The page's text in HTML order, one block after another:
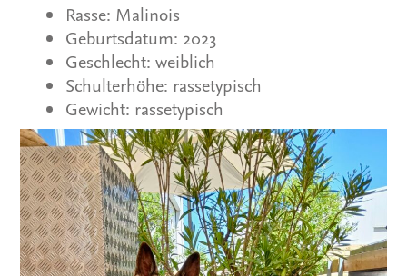
Rasse: Malinois
Geburtsdatum: 2023
Geschlecht: weiblich
Schulterhöhe: rassetypisch
Gewicht: rassetypisch